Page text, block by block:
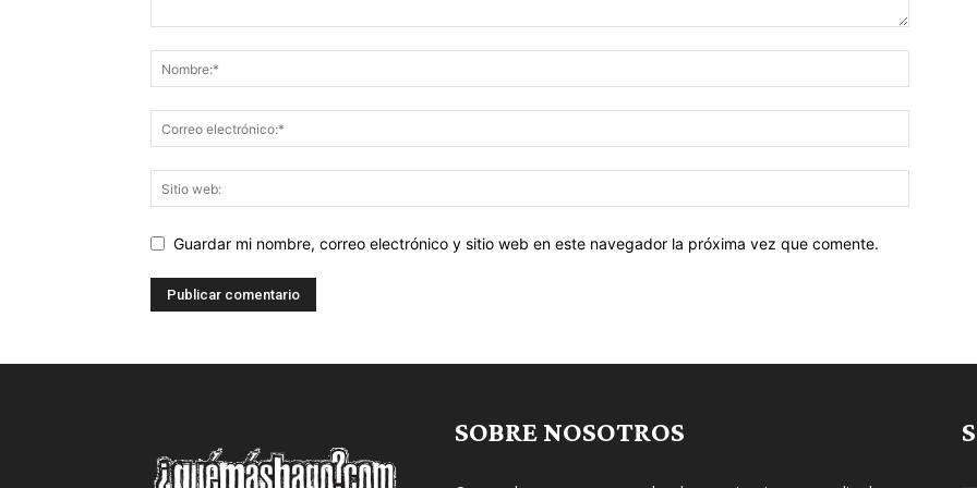
Guardar mi nombre, correo electrónico y sitio web en este navegador la próxima vez que comente.
SOBRE NOSOTROS